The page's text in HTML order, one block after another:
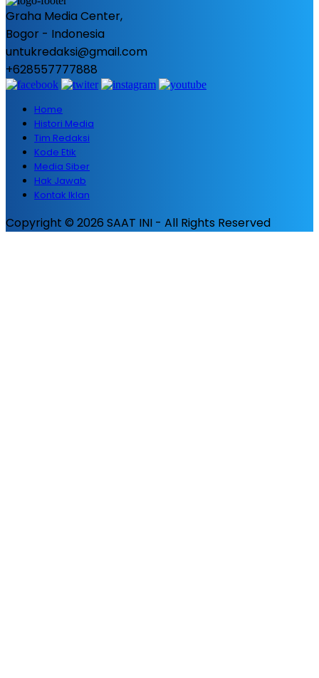
Graha Media Center,
Bogor - Indonesia
untukredaksi@gmail.com
+628557777888
Home
Histori Media
Tim Redaksi
Kode Etik
Media Siber
Hak Jawab
Kontak Iklan
Copyright © 2026 SAAT INI - All Rights Reserved